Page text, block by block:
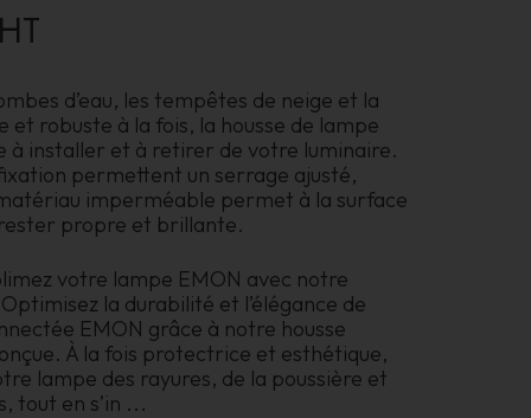
HT
d’eau, les tempêtes de neige et la
et robuste à la fois, la housse de lampe
à installer et à retirer de votre luminaire.
permettent un serrage ajusté,
imperméable permet à la surface
propre et brillante.
votre lampe EMON avec notre
la durabilité et l’élégance de
EMON grâce à notre housse
À la fois protectrice et esthétique,
lampe des rayures, de la poussière et
tout en s’in ...